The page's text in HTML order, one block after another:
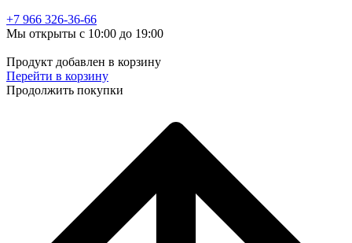
+7 966 326-36-66
Мы открыты с 10:00 до 19:00
Продукт добавлен в корзину
Перейти в корзину
Продолжить покупки